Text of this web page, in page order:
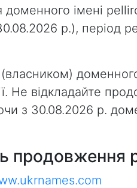
доменного імені
р.), період
Не відкладайте
з 30.08.2026 р.
продовження